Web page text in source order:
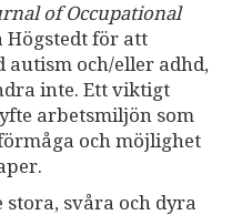
of Occupational
Högstedt för att
och/eller adhd,
inte. Ett viktigt
arbetsmiljön som
och möjlighet
svåra och dyra